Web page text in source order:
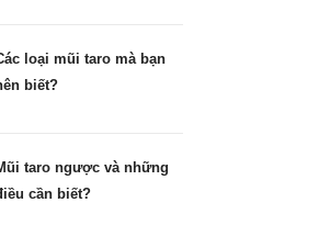
loại mũi taro mà bạn
biết?
taro ngược và những
cần biết?